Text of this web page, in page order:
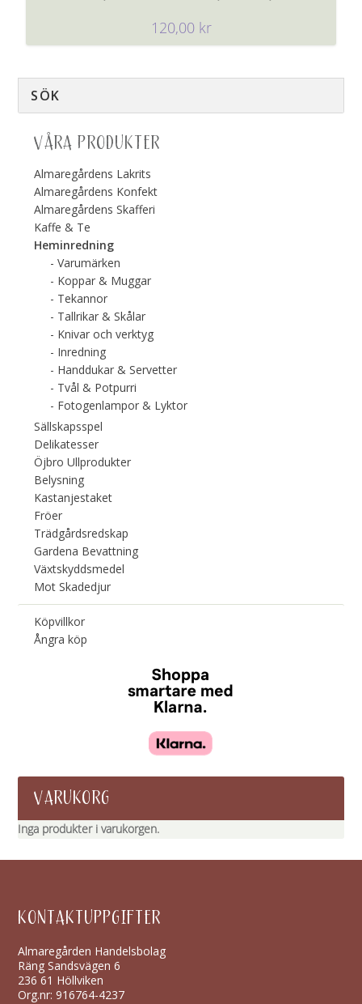
120,00 kr
VÅRA PRODUKTER
Almaregårdens Lakrits
Almaregårdens Konfekt
Almaregårdens Skafferi
Kaffe & Te
Heminredning
Varumärken
Koppar & Muggar
Tekannor
Tallrikar & Skålar
Knivar och verktyg
Inredning
Handdukar & Servetter
Tvål & Potpurri
Fotogenlampor & Lyktor
Sällskapsspel
Delikatesser
Öjbro Ullprodukter
Belysning
Kastanjestaket
Fröer
Trädgårdsredskap
Gardena Bevattning
Växtskyddsmedel
Mot Skadedjur
Köpvillkor
Ångra köp
VARUKORG
Inga produkter i varukorgen.
KONTAKTUPPGIFTER
Almaregården Handelsbolag
Räng Sandsvägen 6
236 61 Höllviken
Org.nr: 916764-4237